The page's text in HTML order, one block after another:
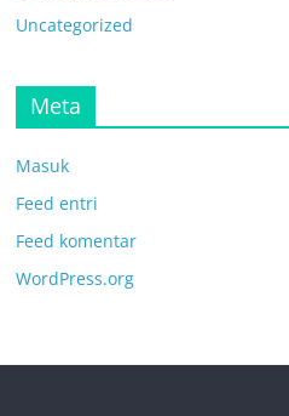
Uncategorized
Meta
Masuk
Feed entri
Feed komentar
WordPress.org